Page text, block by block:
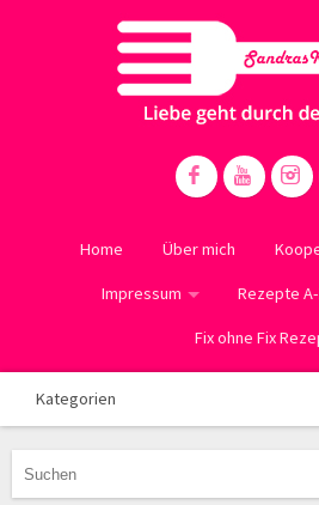
Home Über mich
Impressum Rezepte
Fix ohne Fix
Kategorien